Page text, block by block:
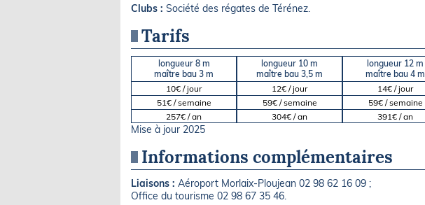
Clubs : Société des régates de Térénez.
Tarifs
longueur 8 m
maître bau 3 m
10€ / jour
51€ / semaine
257€ / an
longueur 10 m
maître bau 3,5 m
12€ / jour
59€ / semaine
304€ / an
longueur 12 m
maître bau 4 m
14€ / jour
59€ / semaine
391€ / an
Mise à jour 2025
Informations complémentaires
Liaisons : Aéroport Morlaix-Ploujean 02 98 62 16 09 ;
Office du tourisme 02 98 67 35 46.